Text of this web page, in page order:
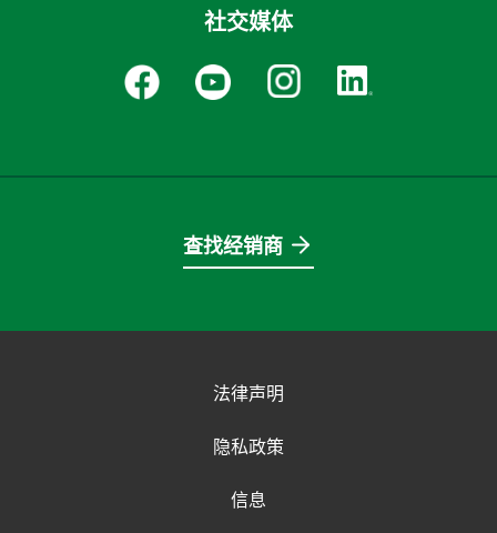
社交媒体
查找经销商
法律声明
隐私政策
信息